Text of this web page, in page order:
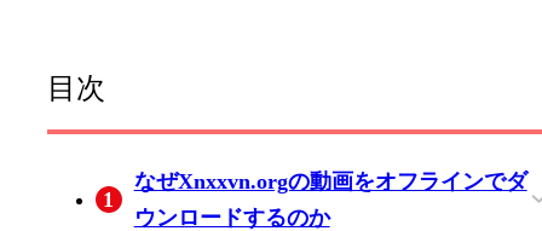
目次
1
なぜXnxxvn.orgの動画をオフラインでダ
ウンロードするのか